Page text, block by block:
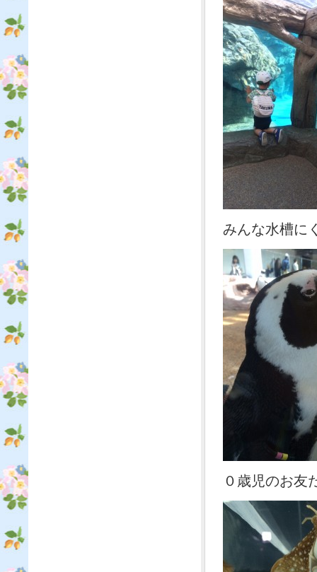
みんな水槽に
０歳児のお友